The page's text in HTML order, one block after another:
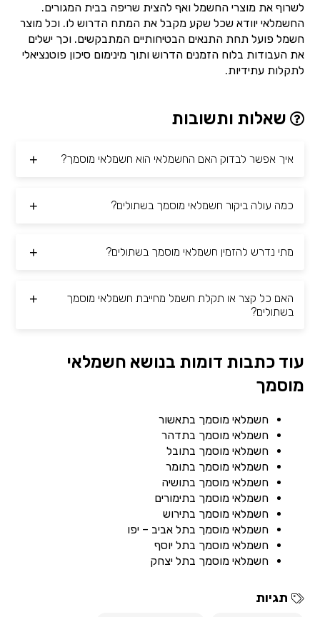
לשרוף את מוצרי החשמל ואף להצית שריפה בבית המגורים.
החשמלאי יוודא שכל שקע מקבל את המתח הדרוש לו. וכל מוצר
חשמל פועל תחת התנאים הבטיחותיים המתבקשים. וכך ישלים
את העבודות בלוח הזמנים הדרוש ותוך מינימום סיכון פוטנציאלי
לתקלות עתידיות.
שאלות ותשובות
איך אפשר לבדוק האם החשמלאי הוא חשמלאי מוסמך?
כמה עולה ביקור חשמלאי מוסמך בשתולים?
מתי נדרש להזמין חשמלאי מוסמך בשתולים?
האם כל קצר או תקלת חשמל מחייבת חשמלאי מוסמך
בשתולים?
עוד כתבות דומות בנושא חשמלאי
מוסמך
חשמלאי מוסמך בתאשור
חשמלאי מוסמך בתדהר
חשמלאי מוסמך בתובל
חשמלאי מוסמך בתומר
חשמלאי מוסמך בתושיה
חשמלאי מוסמך בתימורים
חשמלאי מוסמך בתירוש
חשמלאי מוסמך בתל אביב – יפו
חשמלאי מוסמך בתל יוסף
חשמלאי מוסמך בתל יצחק
תגיות